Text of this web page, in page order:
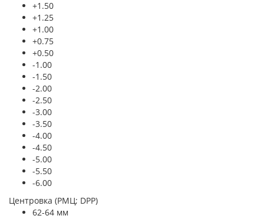
+1.50
+1.25
+1.00
+0.75
+0.50
-1.00
-1.50
-2.00
-2.50
-3.00
-3.50
-4.00
-4.50
-5.00
-5.50
-6.00
Центровка (РМЦ; DPP)
62-64 мм